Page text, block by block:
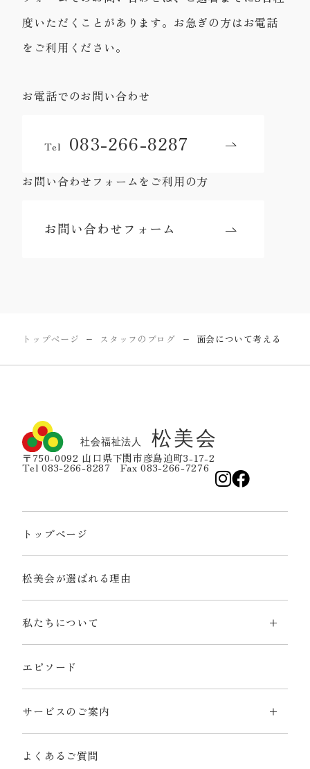
度いただくことがあります。お急ぎの方はお電話
をご利用ください。
お電話でのお問い合わせ
Tel 083-266-8287
お問い合わせフォームをご利用の方
お問い合わせフォーム
トップページ ー スタッフのブログ ー 面会について考える
〒750-0092 山口県下関市彦島迫町3-17-2
Tel 083-266-8287 Fax 083-266-7276
トップページ
松美会が選ばれる理由
私たちについて
エピソード
サービスのご案内
よくあるご質問